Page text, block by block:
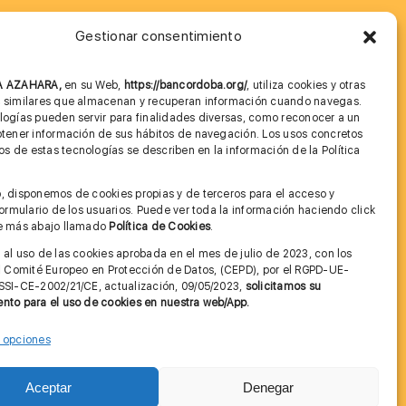
Gestionar consentimiento
AZAHARA, en su Web, https://bancordoba.org/, utiliza cookies y otras
que almacenan y recuperan información cuando navegas.
pueden servir para finalidades diversas, como reconocer a un
información de sus hábitos de navegación. Los usos concretos
de estas tecnologías se describen en la información de la Política
disponemos de cookies propias y de terceros para el acceso y
de los usuarios. Puede ver toda la información haciendo click
más abajo llamado Política de Cookies.
al uso de las cookies aprobada en el mes de julio de 2023, con los
Europeo en Protección de Datos, (CEPD), por el RGPD-UE-
CE-2002/21/CE, actualización, 09/05/2023, solicitamos su
para el uso de cookies en nuestra web/App.
Aceptar Denegar
Imagen corporativa
Cita previa FAGA
Condiciones de Uso Web
Contactar